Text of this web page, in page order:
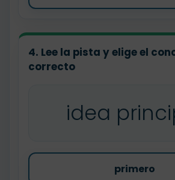
4. Lee la pista y elige el
correcto
idea
primero